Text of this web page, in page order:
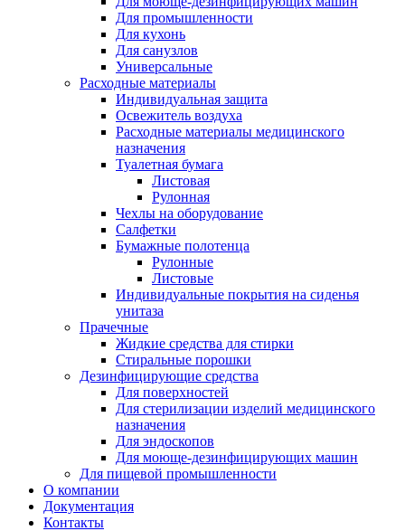
Для промышленности
Для кухонь
Для санузлов
Универсальные
Расходные материалы
Индивидуальная защита
Освежитель воздуха
Расходные материалы медицинского
назначения
Туалетная бумага
Листовая
Рулонная
Чехлы на оборудование
Салфетки
Бумажные полотенца
Рулонные
Листовые
Индивидуальные покрытия на сиденья
унитаза
Прачечные
Жидкие средства для стирки
Стиральные порошки
Дезинфицирующие средства
Для поверхностей
Для стерилизации изделий медицинского
назначения
Для эндоскопов
Для моюще-дезинфицирующих машин
Для пищевой промышленности
О компании
Документация
Контакты